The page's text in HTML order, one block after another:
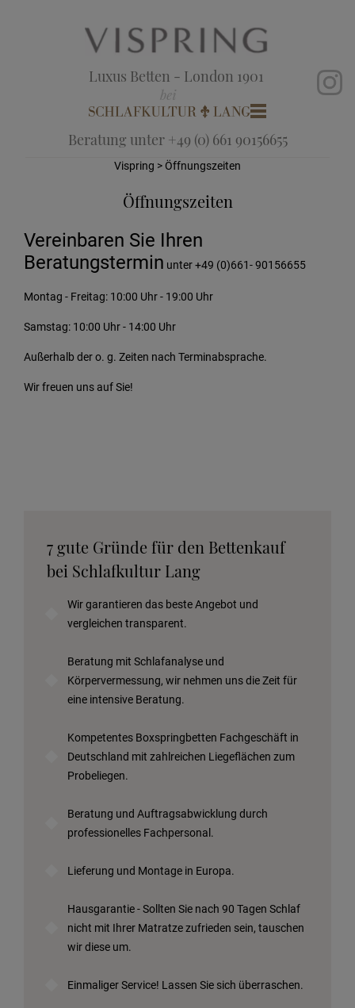
Luxus Betten - London 1901
Beratung unter +49 (0) 661 90156655
Vispring > Öffnungszeiten
Öffnungszeiten
Vereinbaren Sie Ihren
Beratungstermin unter +49 (0)661- 90156655
Montag - Freitag: 10:00 Uhr - 19:00 Uhr
Samstag: 10:00 Uhr - 14:00 Uhr
Außerhalb der o. g. Zeiten nach Terminabsprache.
Wir freuen uns auf Sie!
7 gute Gründe für den Bettenkauf
bei Schlafkultur Lang
Wir garantieren das beste Angebot und
vergleichen transparent.
Beratung mit Schlafanalyse und
Körpervermessung, wir nehmen uns die Zeit für
eine intensive Beratung.
Kompetentes Boxspringbetten Fachgeschäft in
Deutschland mit zahlreichen Liegeflächen zum
Probeliegen.
Beratung und Auftragsabwicklung durch
professionelles Fachpersonal.
Lieferung und Montage in Europa.
Hausgarantie - Sollten Sie nach 90 Tagen Schlaf
nicht mit Ihrer Matratze zufrieden sein, tauschen
wir diese um.
Einmaliger Service! Lassen Sie sich überraschen.